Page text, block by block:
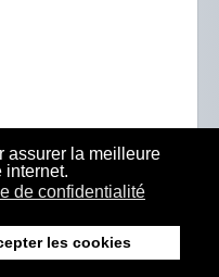
assurer la meilleure
internet.
de confidentialité
les cookies